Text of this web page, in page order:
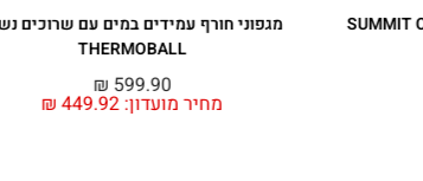
מגפוני חורף עמידים במים עם שרוכים נשים
₪449.92